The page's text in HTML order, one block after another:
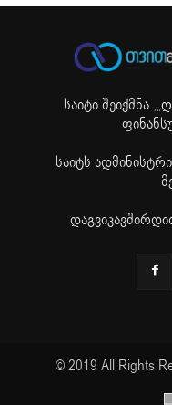
საიტი შეიქმნა ,
საიტს
© 2019 All Rights